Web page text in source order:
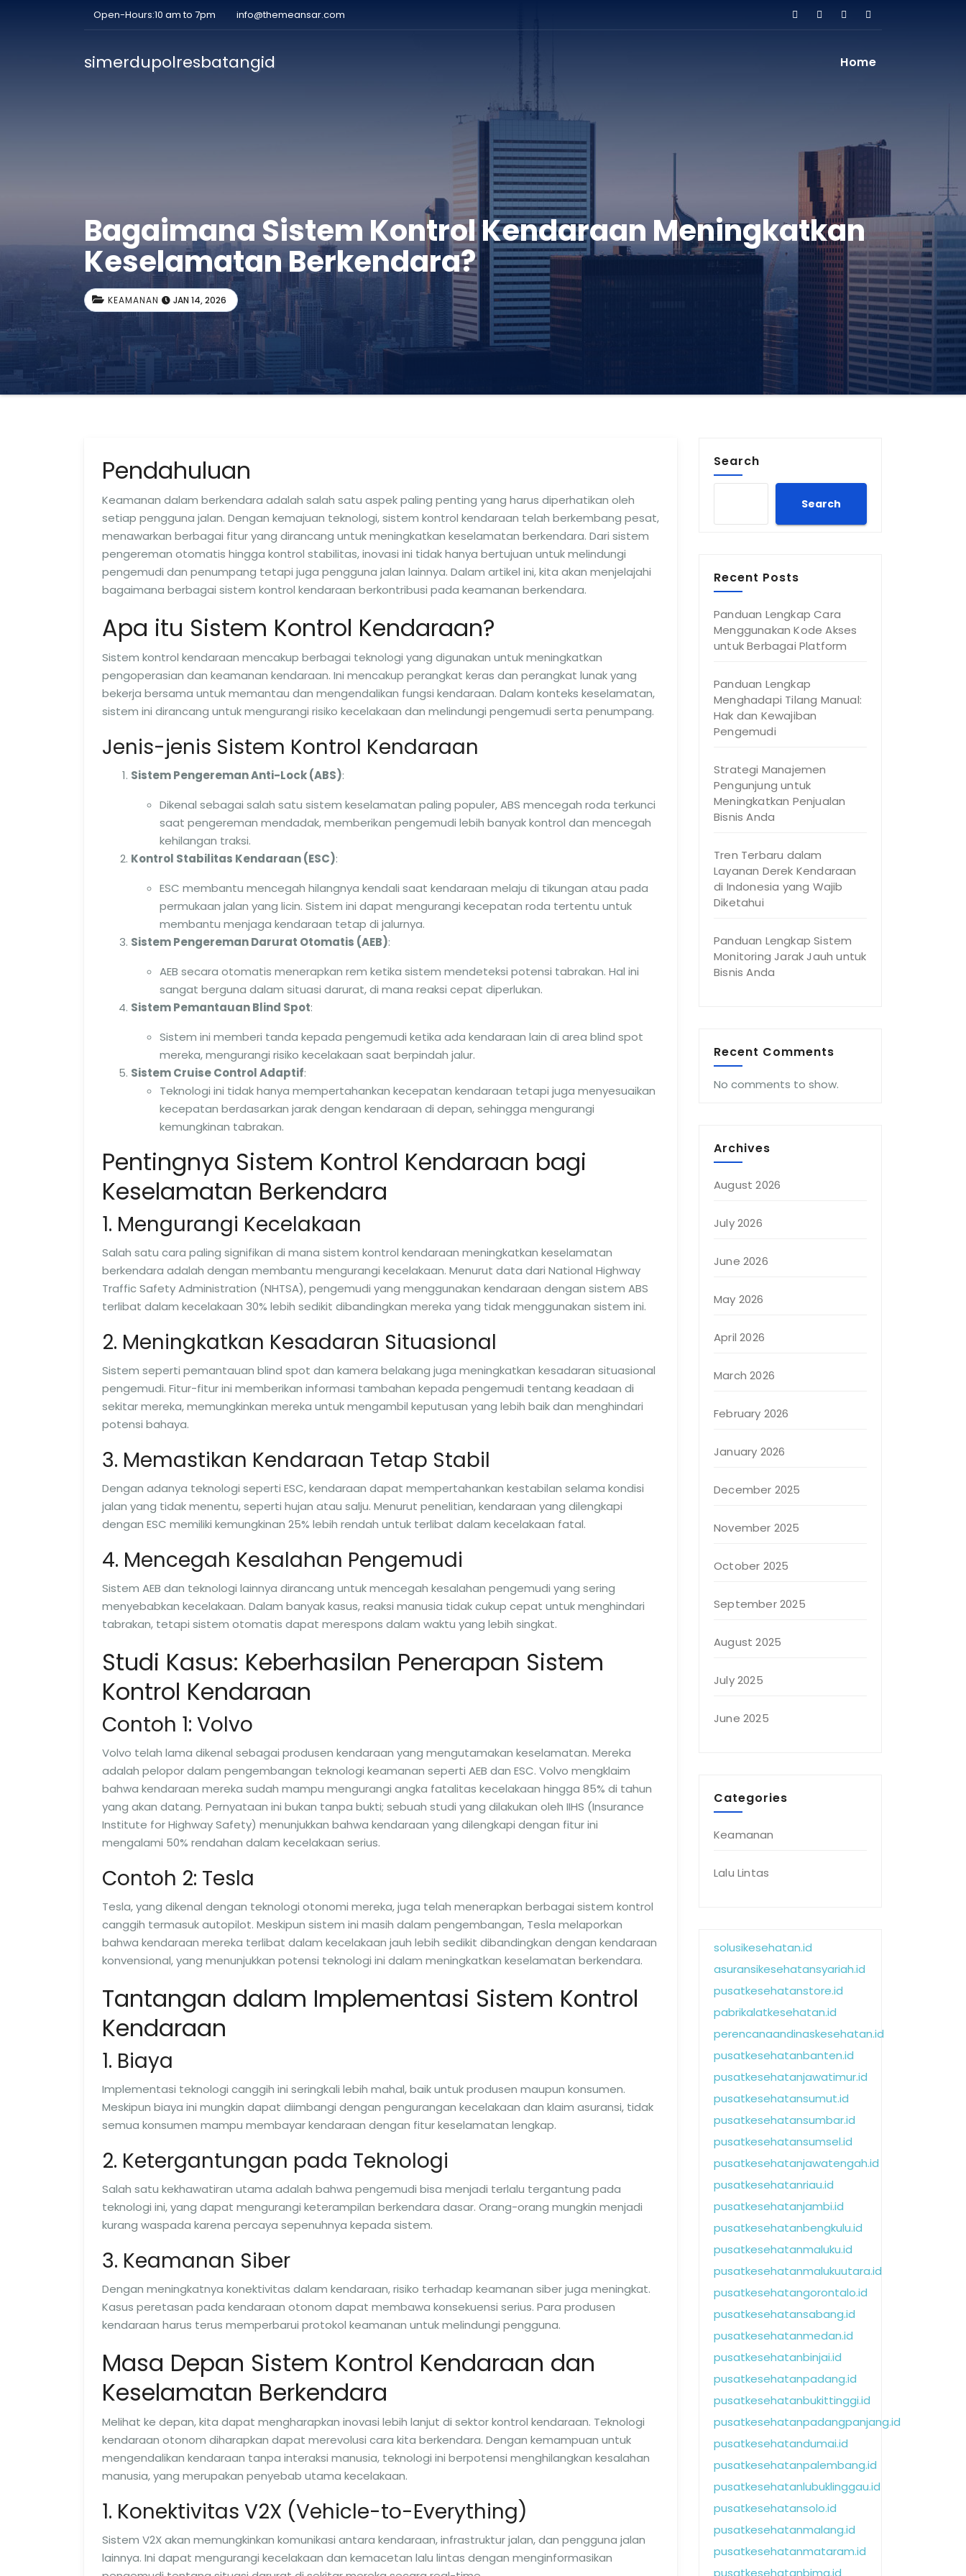
Open-Hours:10 am to 7pm info@themeansar.com
simerdupolresbatangid Home
Bagaimana Sistem Kontrol Kendaraan Meningkatkan
Keselamatan Berkendara?
KEAMANAN JAN 14, 2026
Pendahuluan
Keamanan dalam berkendara adalah salah satu aspek paling penting yang harus diperhatikan oleh
setiap pengguna jalan. Dengan kemajuan teknologi, sistem kontrol kendaraan telah berkembang pesat,
menawarkan berbagai fitur yang dirancang untuk meningkatkan keselamatan berkendara. Dari sistem
pengereman otomatis hingga kontrol stabilitas, inovasi ini tidak hanya bertujuan untuk melindungi
pengemudi dan penumpang tetapi juga pengguna jalan lainnya. Dalam artikel ini, kita akan menjelajahi
bagaimana berbagai sistem kontrol kendaraan berkontribusi pada keamanan berkendara.
Apa itu Sistem Kontrol Kendaraan?
Sistem kontrol kendaraan mencakup berbagai teknologi yang digunakan untuk meningkatkan
pengoperasian dan keamanan kendaraan. Ini mencakup perangkat keras dan perangkat lunak yang
bekerja bersama untuk memantau dan mengendalikan fungsi kendaraan. Dalam konteks keselamatan,
sistem ini dirancang untuk mengurangi risiko kecelakaan dan melindungi pengemudi serta penumpang.
Jenis-jenis Sistem Kontrol Kendaraan
Sistem Pengereman Anti-Lock (ABS):
Dikenal sebagai salah satu sistem keselamatan paling populer, ABS mencegah roda terkunci
saat pengereman mendadak, memberikan pengemudi lebih banyak kontrol dan mencegah
kehilangan traksi.
Kontrol Stabilitas Kendaraan (ESC):
ESC membantu mencegah hilangnya kendali saat kendaraan melaju di tikungan atau pada
permukaan jalan yang licin. Sistem ini dapat mengurangi kecepatan roda tertentu untuk
membantu menjaga kendaraan tetap di jalurnya.
Sistem Pengereman Darurat Otomatis (AEB):
AEB secara otomatis menerapkan rem ketika sistem mendeteksi potensi tabrakan. Hal ini
sangat berguna dalam situasi darurat, di mana reaksi cepat diperlukan.
Sistem Pemantauan Blind Spot:
Sistem ini memberi tanda kepada pengemudi ketika ada kendaraan lain di area blind spot
mereka, mengurangi risiko kecelakaan saat berpindah jalur.
Sistem Cruise Control Adaptif:
Teknologi ini tidak hanya mempertahankan kecepatan kendaraan tetapi juga menyesuaikan
kecepatan berdasarkan jarak dengan kendaraan di depan, sehingga mengurangi
kemungkinan tabrakan.
Pentingnya Sistem Kontrol Kendaraan bagi
Keselamatan Berkendara
1. Mengurangi Kecelakaan
Salah satu cara paling signifikan di mana sistem kontrol kendaraan meningkatkan keselamatan
berkendara adalah dengan membantu mengurangi kecelakaan. Menurut data dari National Highway
Traffic Safety Administration (NHTSA), pengemudi yang menggunakan kendaraan dengan sistem ABS
terlibat dalam kecelakaan 30% lebih sedikit dibandingkan mereka yang tidak menggunakan sistem ini.
2. Meningkatkan Kesadaran Situasional
Sistem seperti pemantauan blind spot dan kamera belakang juga meningkatkan kesadaran situasional
pengemudi. Fitur-fitur ini memberikan informasi tambahan kepada pengemudi tentang keadaan di
sekitar mereka, memungkinkan mereka untuk mengambil keputusan yang lebih baik dan menghindari
potensi bahaya.
3. Memastikan Kendaraan Tetap Stabil
Dengan adanya teknologi seperti ESC, kendaraan dapat mempertahankan kestabilan selama kondisi
jalan yang tidak menentu, seperti hujan atau salju. Menurut penelitian, kendaraan yang dilengkapi
dengan ESC memiliki kemungkinan 25% lebih rendah untuk terlibat dalam kecelakaan fatal.
4. Mencegah Kesalahan Pengemudi
Sistem AEB dan teknologi lainnya dirancang untuk mencegah kesalahan pengemudi yang sering
menyebabkan kecelakaan. Dalam banyak kasus, reaksi manusia tidak cukup cepat untuk menghindari
tabrakan, tetapi sistem otomatis dapat merespons dalam waktu yang lebih singkat.
Studi Kasus: Keberhasilan Penerapan Sistem
Kontrol Kendaraan
Contoh 1: Volvo
Volvo telah lama dikenal sebagai produsen kendaraan yang mengutamakan keselamatan. Mereka
adalah pelopor dalam pengembangan teknologi keamanan seperti AEB dan ESC. Volvo mengklaim
bahwa kendaraan mereka sudah mampu mengurangi angka fatalitas kecelakaan hingga 85% di tahun
yang akan datang. Pernyataan ini bukan tanpa bukti; sebuah studi yang dilakukan oleh IIHS (Insurance
Institute for Highway Safety) menunjukkan bahwa kendaraan yang dilengkapi dengan fitur ini
mengalami 50% rendahan dalam kecelakaan serius.
Contoh 2: Tesla
Tesla, yang dikenal dengan teknologi otonomi mereka, juga telah menerapkan berbagai sistem kontrol
canggih termasuk autopilot. Meskipun sistem ini masih dalam pengembangan, Tesla melaporkan
bahwa kendaraan mereka terlibat dalam kecelakaan jauh lebih sedikit dibandingkan dengan kendaraan
konvensional, yang menunjukkan potensi teknologi ini dalam meningkatkan keselamatan berkendara.
Tantangan dalam Implementasi Sistem Kontrol
Kendaraan
1. Biaya
Implementasi teknologi canggih ini seringkali lebih mahal, baik untuk produsen maupun konsumen.
Meskipun biaya ini mungkin dapat diimbangi dengan pengurangan kecelakaan dan klaim asuransi, tidak
semua konsumen mampu membayar kendaraan dengan fitur keselamatan lengkap.
2. Ketergantungan pada Teknologi
Salah satu kekhawatiran utama adalah bahwa pengemudi bisa menjadi terlalu tergantung pada
teknologi ini, yang dapat mengurangi keterampilan berkendara dasar. Orang-orang mungkin menjadi
kurang waspada karena percaya sepenuhnya kepada sistem.
3. Keamanan Siber
Dengan meningkatnya konektivitas dalam kendaraan, risiko terhadap keamanan siber juga meningkat.
Kasus peretasan pada kendaraan otonom dapat membawa konsekuensi serius. Para produsen
kendaraan harus terus memperbarui protokol keamanan untuk melindungi pengguna.
Masa Depan Sistem Kontrol Kendaraan dan
Keselamatan Berkendara
Melihat ke depan, kita dapat mengharapkan inovasi lebih lanjut di sektor kontrol kendaraan. Teknologi
kendaraan otonom diharapkan dapat merevolusi cara kita berkendara. Dengan kemampuan untuk
mengendalikan kendaraan tanpa interaksi manusia, teknologi ini berpotensi menghilangkan kesalahan
manusia, yang merupakan penyebab utama kecelakaan.
1. Konektivitas V2X (Vehicle-to-Everything)
Sistem V2X akan memungkinkan komunikasi antara kendaraan, infrastruktur jalan, dan pengguna jalan
lainnya. Ini dapat mengurangi kecelakaan dan kemacetan lalu lintas dengan menginformasikan
Search
Search
Recent Posts
Panduan Lengkap Cara
Menggunakan Kode Akses
untuk Berbagai Platform
Panduan Lengkap
Menghadapi Tilang Manual:
Hak dan Kewajiban
Pengemudi
Strategi Manajemen
Pengunjung untuk
Meningkatkan Penjualan
Bisnis Anda
Tren Terbaru dalam
Layanan Derek Kendaraan
di Indonesia yang Wajib
Diketahui
Panduan Lengkap Sistem
Monitoring Jarak Jauh untuk
Bisnis Anda
Recent Comments
No comments to show.
Archives
August 2026
July 2026
June 2026
May 2026
April 2026
March 2026
February 2026
January 2026
December 2025
November 2025
October 2025
September 2025
August 2025
July 2025
June 2025
Categories
Keamanan
Lalu Lintas
solusikesehatan.id
asuransikesehatansyariah.id
pusatkesehatanstore.id
pabrikalatkesehatan.id
perencanaandinaskesehatan.id
pusatkesehatanbanten.id
pusatkesehatanjawatimur.id
pusatkesehatansumut.id
pusatkesehatansumbar.id
pusatkesehatansumsel.id
pusatkesehatanjawatengah.id
pusatkesehatanriau.id
pusatkesehatanjambi.id
pusatkesehatanbengkulu.id
pusatkesehatanmaluku.id
pusatkesehatanmalukuutara.id
pusatkesehatangorontalo.id
pusatkesehatansabang.id
pusatkesehatanmedan.id
pusatkesehatanbinjai.id
pusatkesehatanpadang.id
pusatkesehatanbukittinggi.id
pusatkesehatanpadangpanjang.id
pusatkesehatandumai.id
pusatkesehatanpalembang.id
pusatkesehatanlubuklinggau.id
pusatkesehatansolo.id
pusatkesehatanmalang.id
pusatkesehatanmataram.id
pusatkesehatanbima.id